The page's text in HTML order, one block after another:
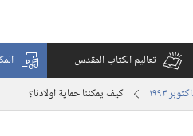
تعاليم الكتاب المقدس
كيف يمكننا حماية اولادنا؟‏